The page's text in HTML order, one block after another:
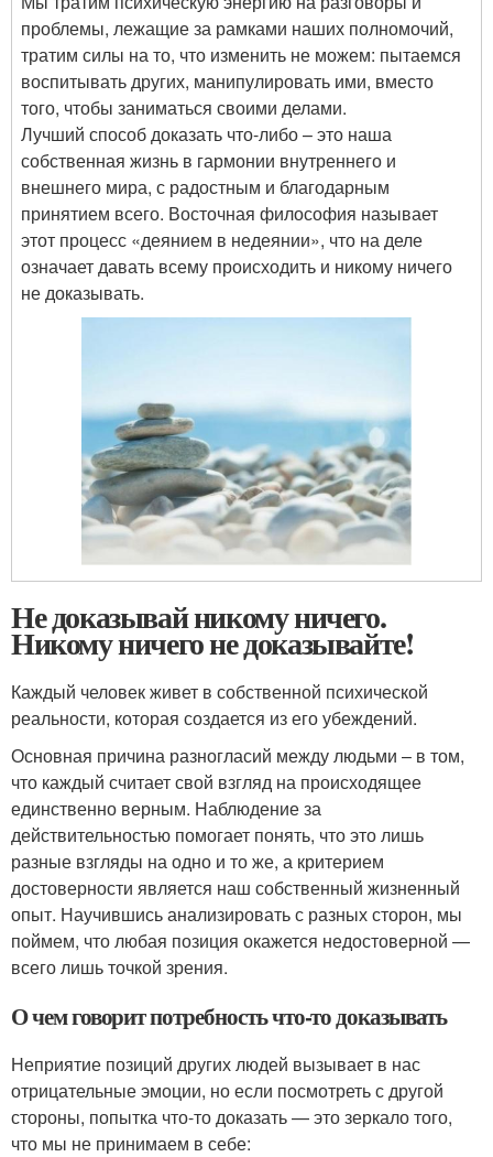
проблемы, лежащие за рамками наших полномочий,
тратим силы на то, что изменить не можем: пытаемся
воспитывать других, манипулировать ими, вместо
того, чтобы заниматься своими делами.
Лучший способ доказать что-либо – это наша
собственная жизнь в гармонии внутреннего и
внешнего мира, с радостным и благодарным
принятием всего. Восточная философия называет
этот процесс «деянием в недеянии», что на деле
означает давать всему происходить и никому ничего
не доказывать.
Не доказывай никому ничего.
Никому ничего не доказывайте!
Каждый человек живет в собственной психической
реальности, которая создается из его убеждений.
Основная причина разногласий между людьми – в том,
что каждый считает свой взгляд на происходящее
единственно верным. Наблюдение за
действительностью помогает понять, что это лишь
разные взгляды на одно и то же, а критерием
достоверности является наш собственный жизненный
опыт. Научившись анализировать с разных сторон, мы
поймем, что любая позиция окажется недостоверной —
всего лишь точкой зрения.
О чем говорит потребность что-то доказывать
Неприятие позиций других людей вызывает в нас
отрицательные эмоции, но если посмотреть с другой
стороны, попытка что-то доказать — это зеркало того,
что мы не принимаем в себе: